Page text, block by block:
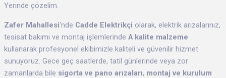
Yerinde çözelim.
Zafer Mahallesi‘nde Cadde Elektrikçi olarak, elektrik arızalarınız,
tesisat bakımı ve montaj işlemlerinde A kalite malzeme
kullanarak profesyonel ekibimizle kaliteli ve güvenilir hizmet
sunuyoruz. Gece geç saatlerde, tatil günlerinde veya zor
zamanlarda bile sigorta ve pano arızaları, montaj ve kurulum